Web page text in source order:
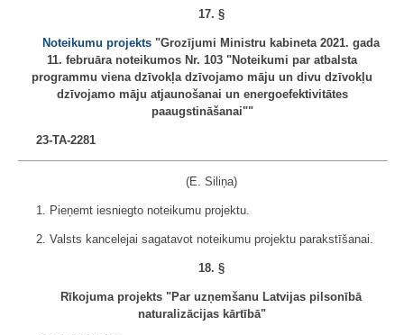
17. §
Noteikumu projekts "Grozījumi Ministru kabineta 2021. gada
11. februāra noteikumos Nr. 103 "Noteikumi par atbalsta
programmu viena dzīvokļa dzīvojamo māju un divu dzīvokļu
dzīvojamo māju atjaunošanai un energoefektivitātes
paaugstināšanai""
23-TA-2281
(E. Siliņa)
1. Pieņemt iesniegto noteikumu projektu.
2. Valsts kancelejai sagatavot noteikumu projektu parakstīšanai.
18. §
Rīkojuma projekts "Par uzņemšanu Latvijas pilsonībā
naturalizācijas kārtībā"